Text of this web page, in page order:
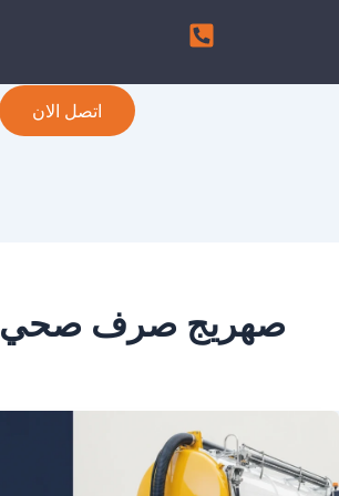
اتصل الان
صهريج صرف صحي